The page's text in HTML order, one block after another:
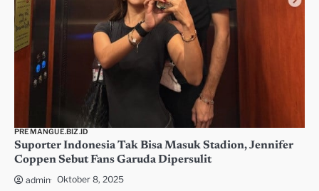
PREMANGUE.BIZ.ID
Suporter Indonesia Tak Bisa Masuk Stadion, Jennifer
Coppen Sebut Fans Garuda Dipersulit
admin Oktober 8, 2025